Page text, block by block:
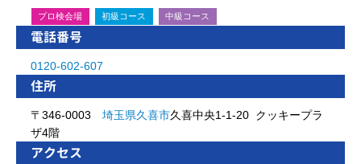
プロ検会場 初級コース 中級コース
電話番号
0120-602-607
住所
〒346-0003 埼玉県久喜市久喜中央1-1-20 クッキープラ
ザ4階
アクセス